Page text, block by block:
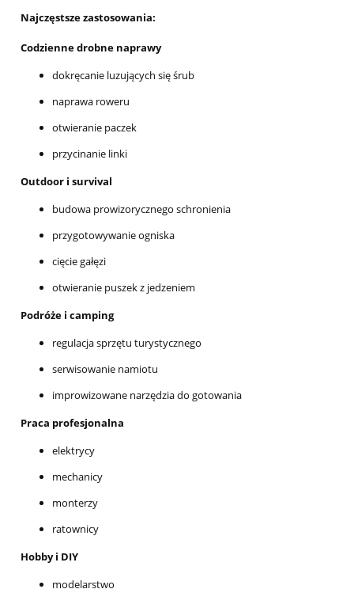
Najczęstsze zastosowania:
Codzienne drobne naprawy
dokręcanie luzujących się śrub
naprawa roweru
otwieranie paczek
przycinanie linki
Outdoor i survival
budowa prowizorycznego schronienia
przygotowywanie ogniska
cięcie gałęzi
otwieranie puszek z jedzeniem
Podróże i camping
regulacja sprzętu turystycznego
serwisowanie namiotu
improwizowane narzędzia do gotowania
Praca profesjonalna
elektrycy
mechanicy
monterzy
ratownicy
Hobby i DIY
modelarstwo